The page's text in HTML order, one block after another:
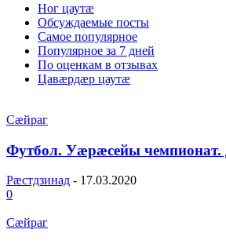
Ног цаутæ
Обсуждаемые посты
Самое популярное
Популярное за 7 дней
По оценкам в отзывах
Цавæрдæр цаутæ
Сæйраг
Футбол. Уæрæсейы
Рæстдзинад - 17.03.2020
0
Сæйраг